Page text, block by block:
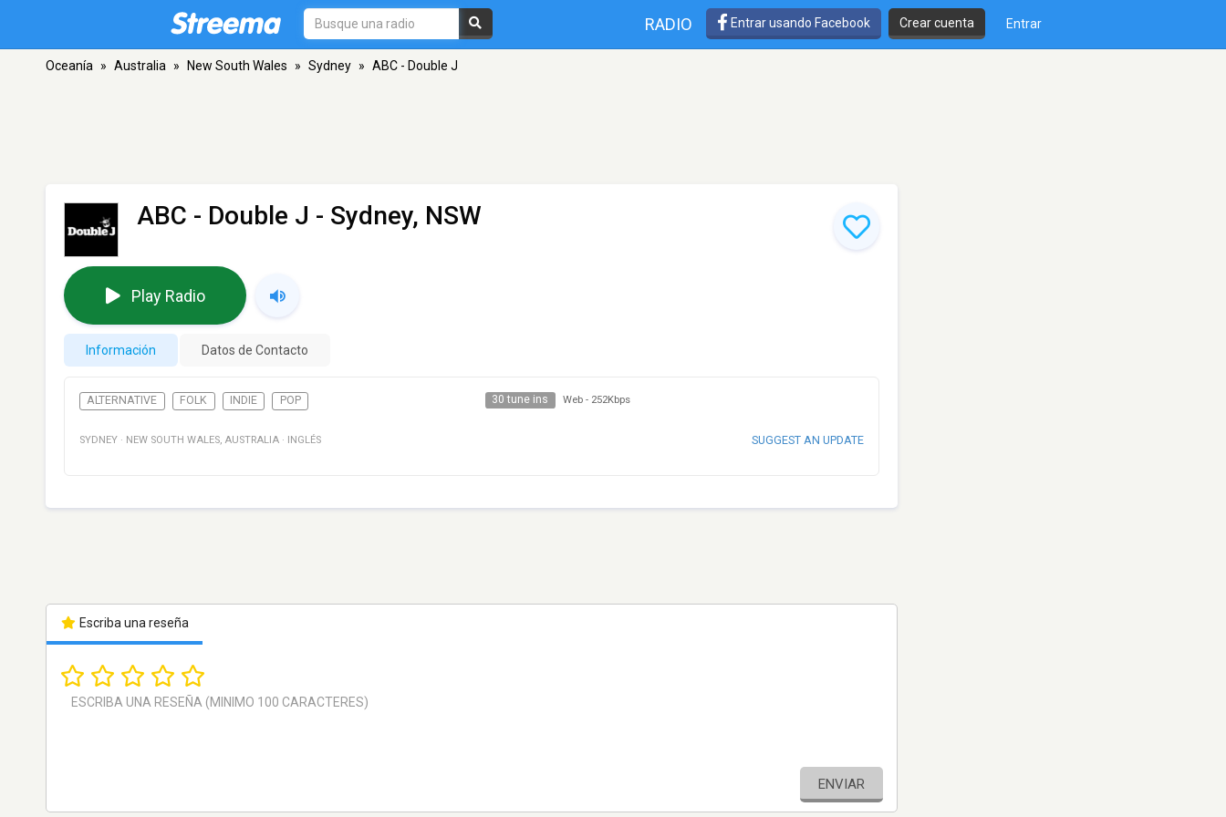
RADIO Entrar usando Facebook Crear cuenta Entrar
Oceanía » Australia » New South Wales » Sydney » ABC - Double J
ABC - Double J - Sydney, NSW
Play Radio
Información Datos de Contacto
ALTERNATIVE FOLK INDIE POP 30 tune ins Web - 252Kbps
SYDNEY · NEW SOUTH WALES, AUSTRALIA · INGLÉS SUGGEST AN UPDATE
Escriba una reseña
ENVIAR